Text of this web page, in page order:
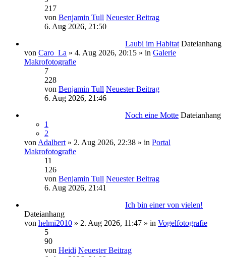
217
von Benjamin Tull Neuester Beitrag
6. Aug 2026, 21:50
Laubi im Habitat Dateianhang
von Caro_La » 4. Aug 2026, 20:15 » in Galerie
Makrofotografie
7
228
von Benjamin Tull Neuester Beitrag
6. Aug 2026, 21:46
Noch eine Motte Dateianhang
1
2
von Adalbert » 2. Aug 2026, 22:38 » in Portal
Makrofotografie
11
126
von Benjamin Tull Neuester Beitrag
6. Aug 2026, 21:41
Ich bin einer von vielen!
Dateianhang
von helmi2010 » 2. Aug 2026, 11:47 » in Vogelfotografie
5
90
von Heidi Neuester Beitrag